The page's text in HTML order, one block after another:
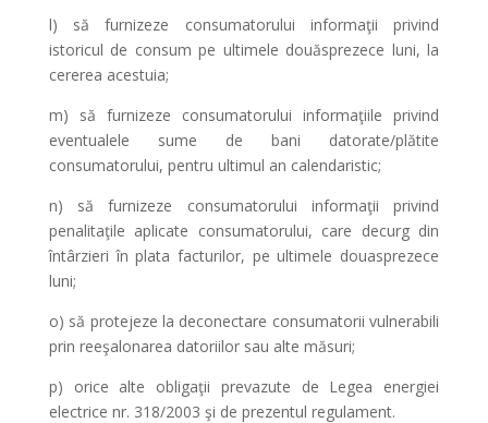
l) să furnizeze consumatorului informaţii privind
istoricul de consum pe ultimele douăsprezece luni, la
cererea acestuia;
m) să furnizeze consumatorului informaţiile privind
eventualele sume de bani datorate/plătite
consumatorului, pentru ultimul an calendaristic;
n) să furnizeze consumatorului informaţii privind
penalitaţile aplicate consumatorului, care decurg din
întârzieri în plata facturilor, pe ultimele douasprezece
luni;
o) să protejeze la deconectare consumatorii vulnerabili
prin reeşalonarea datoriilor sau alte măsuri;
p) orice alte obligaţii prevazute de Legea energiei
electrice nr. 318/2003 şi de prezentul regulament.